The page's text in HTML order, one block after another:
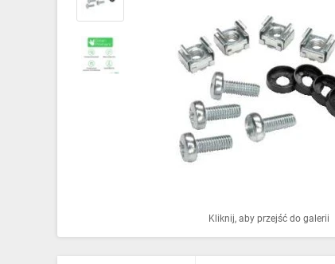
Gniazda i łączniki
Ogrzewanie
Kliknij, aby przejść do galerii